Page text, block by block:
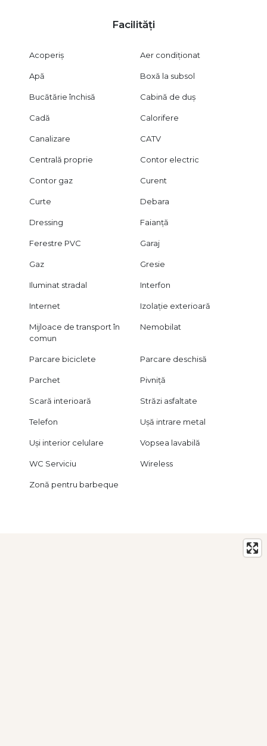
Facilități
Acoperiș Aer condiționat
Apă Boxă la subsol
Bucătărie închisă Cabină de duș
Cadă Calorifere
Canalizare CATV
Centrală proprie Contor electric
Contor gaz Curent
Curte Debara
Dressing Faianță
Ferestre PVC Garaj
Gaz Gresie
Iluminat stradal Interfon
Internet Izolație exterioară
Mijloace de transport în
comun
Nemobilat
Parcare biciclete Parcare deschisă
Parchet Pivniță
Scară interioară Străzi asfaltate
Telefon Ușă intrare metal
Uși interior celulare Vopsea lavabilă
WC Serviciu Wireless
Zonă pentru barbeque